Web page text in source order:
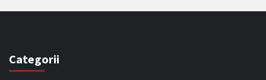
Categorii